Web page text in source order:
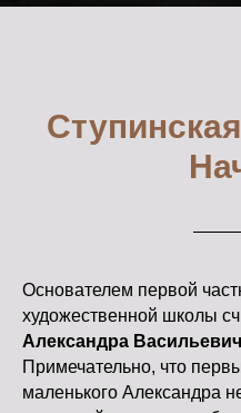
Основателем первой
художественной школы
Александра
Примечательно, что
маленького Александра